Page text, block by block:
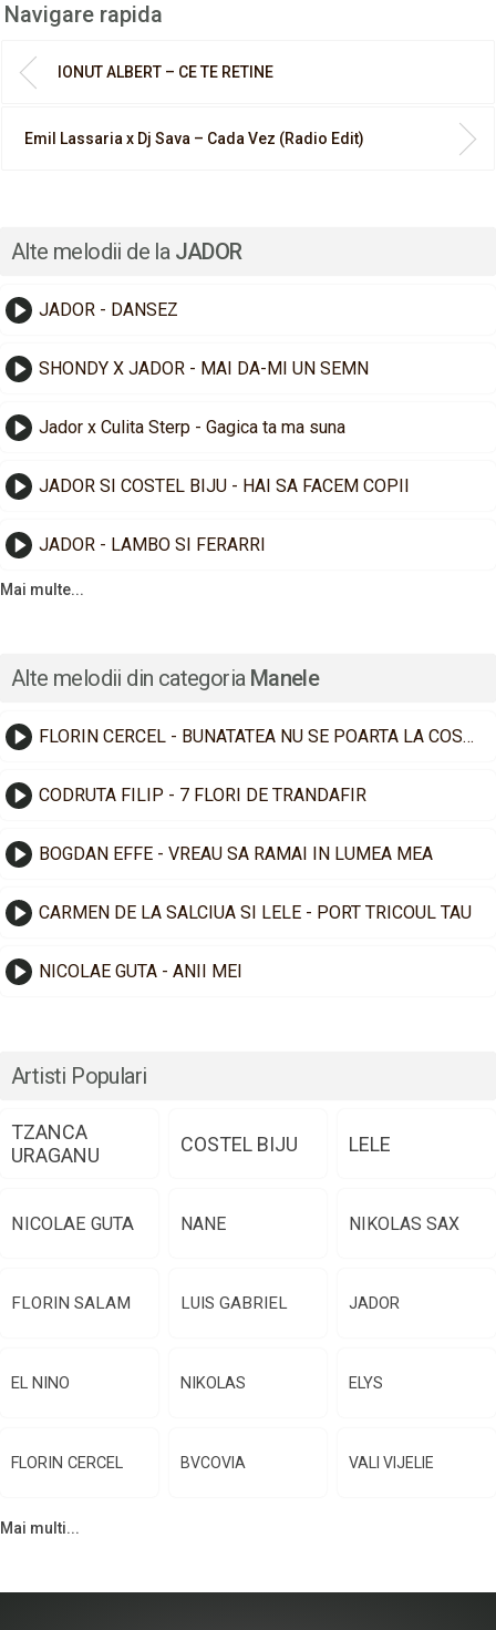
Navigare rapida
IONUT ALBERT – CE TE RETINE
Emil Lassaria x Dj Sava – Cada Vez (Radio Edit)
Alte melodii de la JADOR
JADOR - DANSEZ
SHONDY X JADOR - MAI DA-MI UN SEMN
Jador x Culita Sterp - Gagica ta ma suna
JADOR SI COSTEL BIJU - HAI SA FACEM COPII
JADOR - LAMBO SI FERARRI
Mai multe...
Alte melodii din categoria Manele
FLORIN CERCEL - BUNATATEA NU SE POARTA LA COSTUM
CODRUTA FILIP - 7 FLORI DE TRANDAFIR
BOGDAN EFFE - VREAU SA RAMAI IN LUMEA MEA
CARMEN DE LA SALCIUA SI LELE - PORT TRICOUL TAU
NICOLAE GUTA - ANII MEI
Artisti Populari
TZANCA
URAGANU
COSTEL BIJU LELE
NICOLAE GUTA NANE NIKOLAS SAX
FLORIN SALAM LUIS GABRIEL JADOR
EL NINO NIKOLAS ELYS
FLORIN CERCEL BVCOVIA VALI VIJELIE
Mai multi...